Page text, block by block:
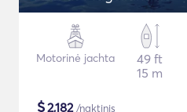
Motorinė jachta
49 ft
15 m
$2,182/naktinis